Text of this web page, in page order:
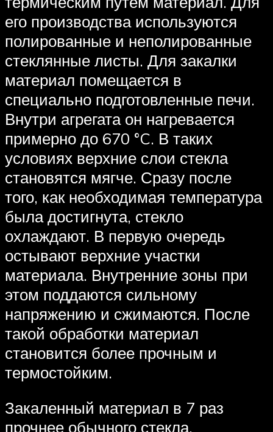
его производства используются
полированные и неполированные
стеклянные листы. Для закалки
материал помещается в
специально подготовленные печи.
Внутри агрегата он нагревается
примерно до 670 °C. В таких
условиях верхние слои стекла
становятся мягче. Сразу после
того, как необходимая температура
была достигнута, стекло
охлаждают. В первую очередь
остывают верхние участки
материала. Внутренние зоны при
этом поддаются сильному
напряжению и сжимаются. После
такой обработки материал
становится более прочным и
термостойким.
Закаленный материал в 7 раз
прочнее обычного стекла.